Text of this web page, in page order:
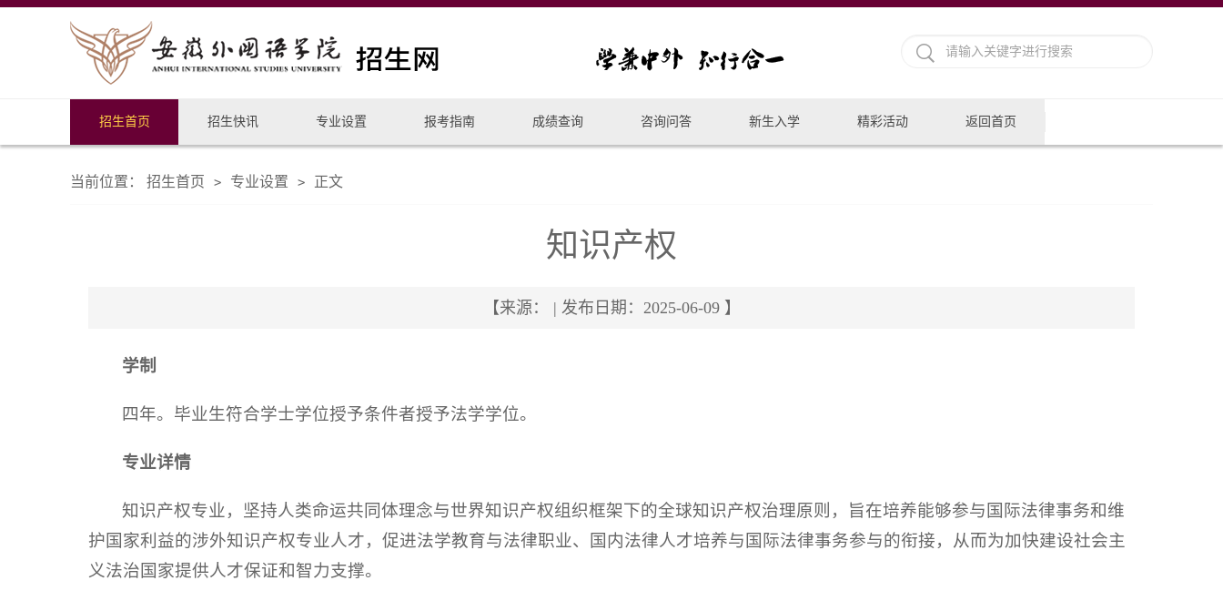
招生首页 招生快讯 专业设置 报考指南 成绩查询 咨询问答 新生入学 精彩活动 返回首页
当前位置： 招生首页 > 专业设置 > 正文
知识产权
【来源： | 发布日期：2025-06-09 】
学制
四年。毕业生符合学士学位授予条件者授予法学学位。
专业详情
知识产权专业，坚持人类命运共同体理念与世界知识产权组织框架下的全球知识产权治理原则，旨在培养能够参与国际法律事务和维
护国家利益的涉外知识产权专业人才，促进法学教育与法律职业、国内法律人才培养与国际法律事务参与的衔接，从而为加快建设社会主
义法治国家提供人才保证和智力支撑。